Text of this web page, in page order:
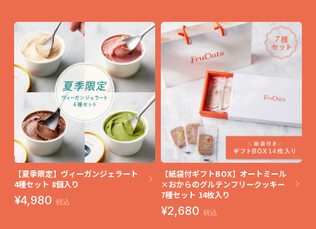
【夏季限定】ヴィーガンジェラート
4種セット 8個入り
4,980 税込
【紙袋付ギフトBOX】オートミール
×おからのグルテンフリークッキー
7種セット 14枚入り
2,680 税込